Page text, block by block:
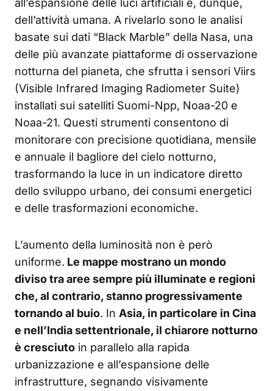
all’espansione delle luci artificiali e, dunque,
dell’attività umana. A rivelarlo sono le analisi
basate sui dati “Black Marble” della Nasa, una
delle più avanzate piattaforme di osservazione
notturna del pianeta, che sfrutta i sensori Viirs
(Visible Infrared Imaging Radiometer Suite)
installati sui satelliti Suomi-Npp, Noaa-20 e
Noaa-21. Questi strumenti consentono di
monitorare con precisione quotidiana, mensile
e annuale il bagliore del cielo notturno,
trasformando la luce in un indicatore diretto
dello sviluppo urbano, dei consumi energetici
e delle trasformazioni economiche.
L’aumento della luminosità non è però
uniforme. Le mappe mostrano un mondo
diviso tra aree sempre più illuminate e regioni
che, al contrario, stanno progressivamente
tornando al buio. In Asia, in particolare in Cina
e nell’India settentrionale, il chiarore notturno
è cresciuto in parallelo alla rapida
urbanizzazione e all’espansione delle
infrastrutture, segnando visivamente